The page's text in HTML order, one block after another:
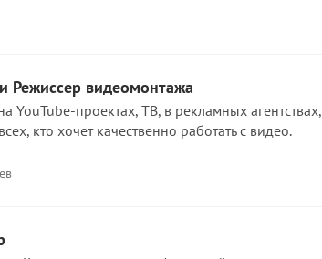
Режиссер видеомонтажа
YouTube-проектах, ТВ, в рекламных агентствах,
кто хочет качественно работать с видео.